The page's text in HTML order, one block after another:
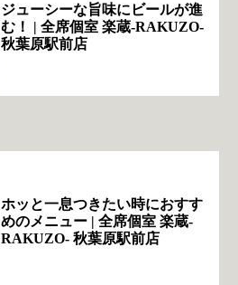
ジューシーな旨味にビールが進
む！ | 全席個室 楽蔵‐RAKUZO‐
秋葉原駅前店
ホッと一息つきたい時におすす
めのメニュー | 全席個室 楽蔵‐
RAKUZO‐ 秋葉原駅前店